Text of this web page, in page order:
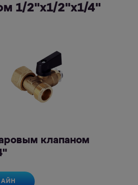
1/2"х1/2"х1/4"
клапаном